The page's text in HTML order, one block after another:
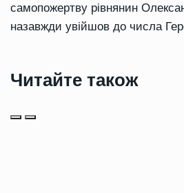
самопожертву рівнянин
назавжди увійшов до числа
Читайте також